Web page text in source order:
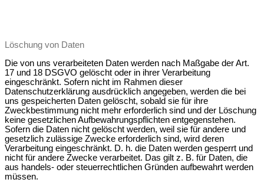
Löschung von Daten
Die von uns verarbeiteten Daten werden nach Maßgabe der Art.
17 und 18 DSGVO gelöscht oder in ihrer Verarbeitung
eingeschränkt. Sofern nicht im Rahmen dieser
Datenschutzerklärung ausdrücklich angegeben, werden die bei
uns gespeicherten Daten gelöscht, sobald sie für ihre
Zweckbestimmung nicht mehr erforderlich sind und der Löschung
keine gesetzlichen Aufbewahrungspflichten entgegenstehen.
Sofern die Daten nicht gelöscht werden, weil sie für andere und
gesetzlich zulässige Zwecke erforderlich sind, wird deren
Verarbeitung eingeschränkt. D. h. die Daten werden gesperrt und
nicht für andere Zwecke verarbeitet. Das gilt z. B. für Daten, die
aus handels- oder steuerrechtlichen Gründen aufbewahrt werden
müssen.